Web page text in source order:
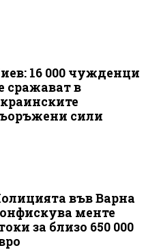
16 000 чужденци
сражават в
сили
във Варна
менте
за близо 650 000